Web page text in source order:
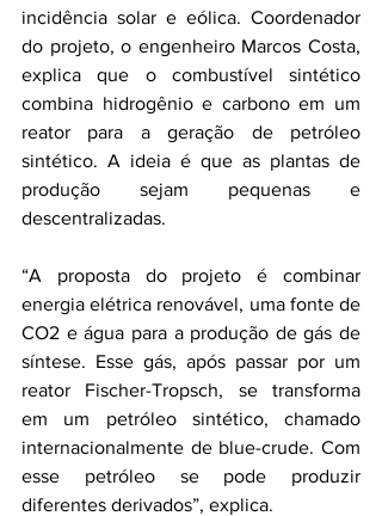
incidência solar e eólica. Coordenador
do projeto, o engenheiro Marcos Costa,
explica que o combustível sintético
combina hidrogênio e carbono em um
reator para a geração de petróleo
sintético. A ideia é que as plantas de
produção sejam pequenas e
descentralizadas.
“A proposta do projeto é combinar
energia elétrica renovável, uma fonte de
CO2 e água para a produção de gás de
síntese. Esse gás, após passar por um
reator Fischer-Tropsch, se transforma
em um petróleo sintético, chamado
internacionalmente de blue-crude. Com
esse petróleo se pode produzir
diferentes derivados”, explica.